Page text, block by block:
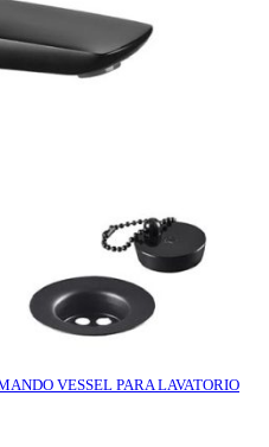
VESSEL PARA LAVATORIO